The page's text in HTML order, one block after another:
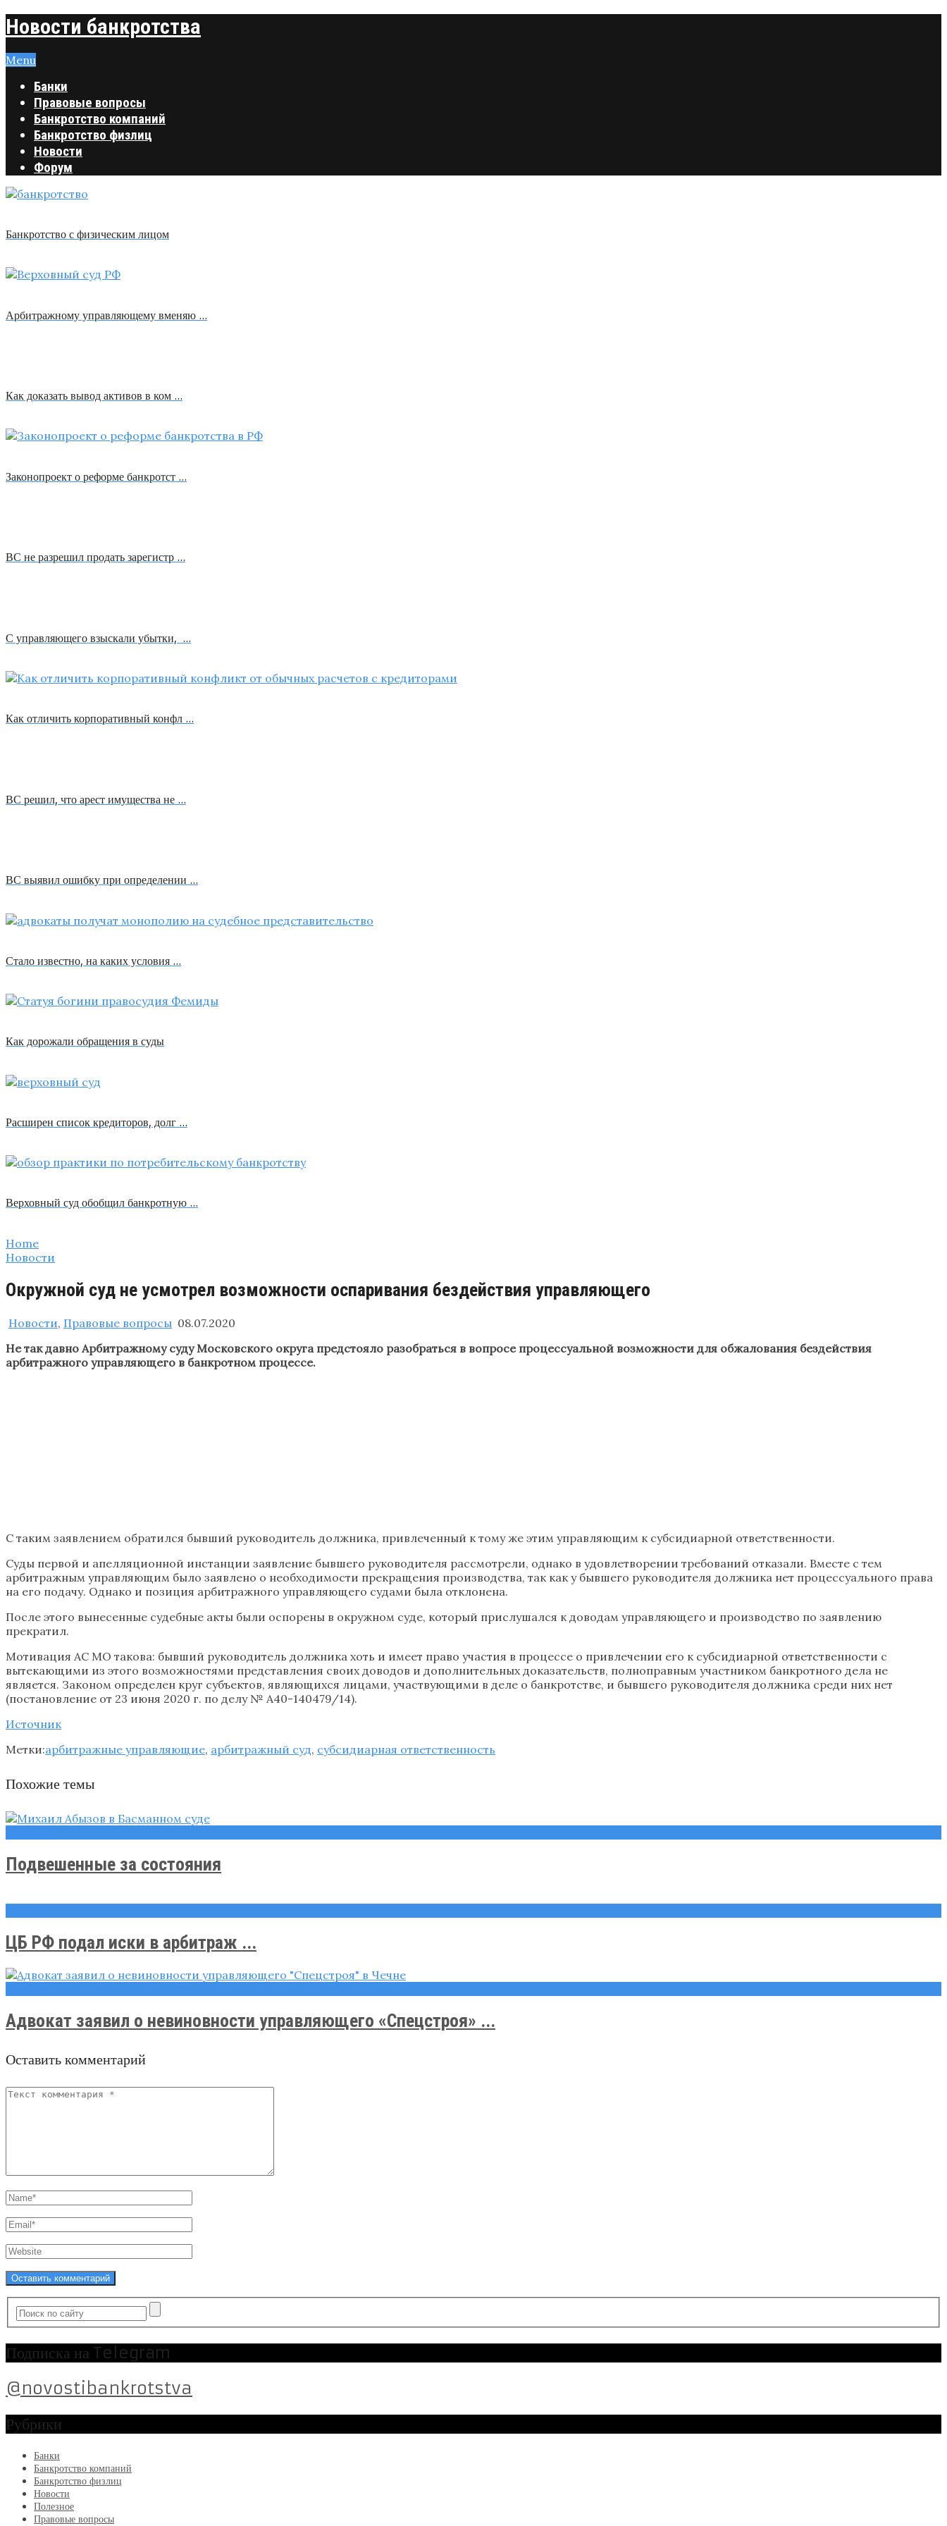
Новости банкротства
Menu
Банки
Правовые вопросы
Банкротство компаний
Банкротство физлиц
Новости
Форум
Банкротство с физическим лицом
Арбитражному управляющему вменяю …
Как доказать вывод активов в ком …
Законопроект о реформе банкротст …
ВС не разрешил продать зарегистр …
С управляющего взыскали убытки, …
Как отличить корпоративный конфл …
ВС решил, что арест имущества не …
ВС выявил ошибку при определении …
Стало известно, на каких условия …
Как дорожали обращения в суды
Расширен список кредиторов, долг …
Верховный суд обобщил банкротную …
Home
Новости
Окружной суд не усмотрел возможности оспаривания бездействия управляющего
Новости, Правовые вопросы 08.07.2020
Не так давно Арбитражному суду Московского округа предстояло разобраться в вопросе процессуальной возможности для обжалования бездействия
арбитражного управляющего в банкротном процессе.
С таким заявлением обратился бывший руководитель должника, привлеченный к тому же этим управляющим к субсидиарной ответственности.
Суды первой и апелляционной инстанции заявление бывшего руководителя рассмотрели, однако в удовлетворении требований отказали. Вместе с тем
арбитражным управляющим было заявлено о необходимости прекращения производства, так как у бывшего руководителя должника нет процессуального права
на его подачу. Однако и позиция арбитражного управляющего судами была отклонена.
После этого вынесенные судебные акты были оспорены в окружном суде, который прислушался к доводам управляющего и производство по заявлению
прекратил.
Мотивация АС МО такова: бывший руководитель должника хоть и имеет право участия в процессе о привлечении его к субсидиарной ответственности с
вытекающими из этого возможностями представления своих доводов и дополнительных доказательств, полноправным участником банкротного дела не
является. Законом определен круг субъектов, являющихся лицами, участвующими в деле о банкротстве, и бывшего руководителя должника среди них нет
(постановление от 23 июня 2020 г. по делу № А40-140479/14).
Источник
Метки:арбитражные управляющие, арбитражный суд, субсидиарная ответственность
Похожие темы
Подвешенные за состояния
ЦБ РФ подал иски в арбитраж ...
Адвокат заявил о невиновности управляющего «Спецстроя» ...
Оставить комментарий
Подписка на Telegram
@novostibankrotstva
Рубрики
Банки
Банкротство компаний
Банкротство физлиц
Новости
Полезное
Правовые вопросы